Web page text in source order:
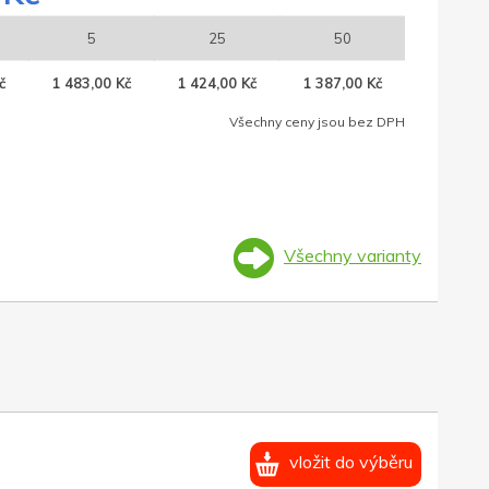
5 25 50
1 483,00 Kč 1 424,00 Kč 1 387,00 Kč
Všechny ceny jsou bez DPH
Všechny varianty
vložit do výběru